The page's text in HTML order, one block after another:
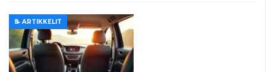
📝 ARTIKKELIT